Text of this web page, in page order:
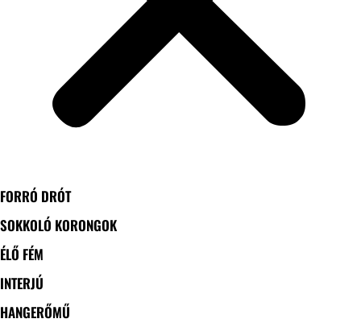
FORRÓ DRÓT
SOKKOLÓ KORONGOK
ÉLŐ FÉM
INTERJÚ
HANGERŐMŰ